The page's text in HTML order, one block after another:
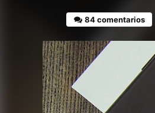
84 comentarios